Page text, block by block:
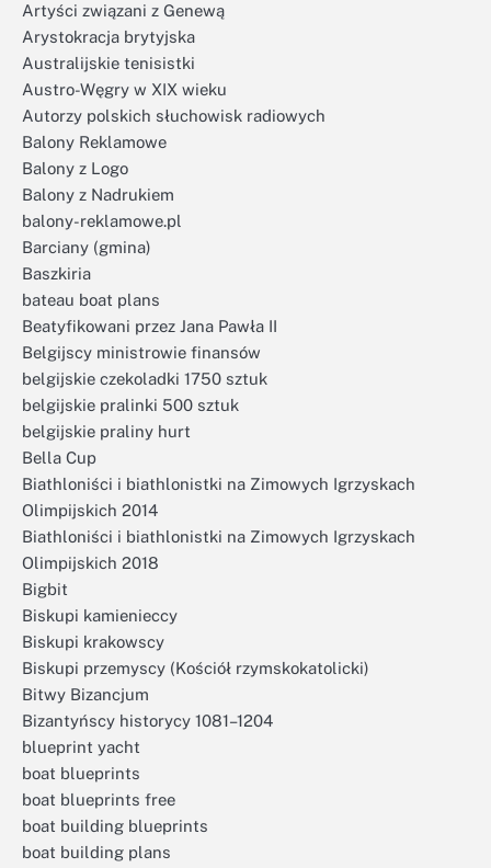
Artyści związani z Genewą
Arystokracja brytyjska
Australijskie tenisistki
Austro-Węgry w XIX wieku
Autorzy polskich słuchowisk radiowych
Balony Reklamowe
Balony z Logo
Balony z Nadrukiem
balony-reklamowe.pl
Barciany (gmina)
Baszkiria
bateau boat plans
Beatyfikowani przez Jana Pawła II
Belgijscy ministrowie finansów
belgijskie czekoladki 1750 sztuk
belgijskie pralinki 500 sztuk
belgijskie praliny hurt
Bella Cup
Biathloniści i biathlonistki na Zimowych Igrzyskach
Olimpijskich 2014
Biathloniści i biathlonistki na Zimowych Igrzyskach
Olimpijskich 2018
Bigbit
Biskupi kamienieccy
Biskupi krakowscy
Biskupi przemyscy (Kościół rzymskokatolicki)
Bitwy Bizancjum
Bizantyńscy historycy 1081–1204
blueprint yacht
boat blueprints
boat blueprints free
boat building blueprints
boat building plans